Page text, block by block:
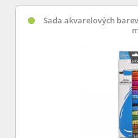
Sada akvarelových